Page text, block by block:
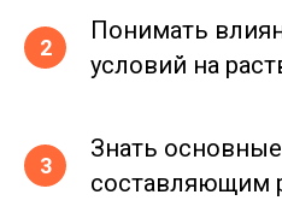
Понимать
условий на
Знать
составляющим